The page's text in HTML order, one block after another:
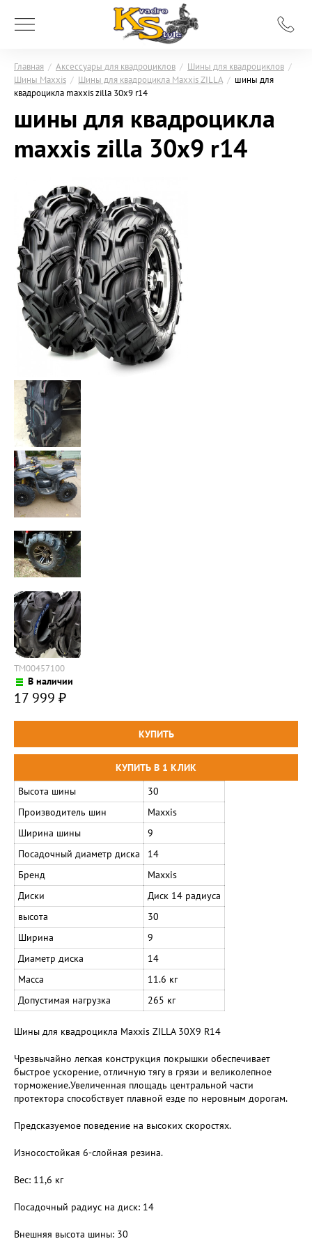
Главная / Аксессуары для квадроциклов / Шины для квадроциклов /
Шины Maxxis / Шины для квадроцикла Maxxis ZILLA / шины для
квадроцикла maxxis zilla 30x9 r14
шины для квадроцикла
maxxis zilla 30x9 r14
TM00457100
В наличии
17 999 ₽
Высота шины
30
Производитель шин
Maxxis
Ширина шины
9
Посадочный диаметр диска
14
Бренд
Maxxis
Диски
Диск 14 радиуса
высота
30
Ширина
9
Диаметр диска
14
Масса
11.6 кг
Допустимая нагрузка
265 кг
Шины для квадроцикла Maxxis ZILLA 30X9 R14
Чрезвычайно легкая конструкция покрышки обеспечивает
быстрое ускорение, отличную тягу в грязи и великолепное
торможение.Увеличенная площадь центральной части
протектора способствует плавной езде по неровным дорогам.
Предсказуемое поведение на высоких скоростях.
Износостойкая 6-слойная резина.
Вес: 11,6 кг
Посадочный радиус на диск: 14
Внешняя высота шины: 30